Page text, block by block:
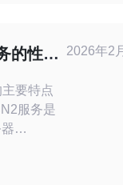
城市的数
，
的性能
要特点
服务是
2026年2